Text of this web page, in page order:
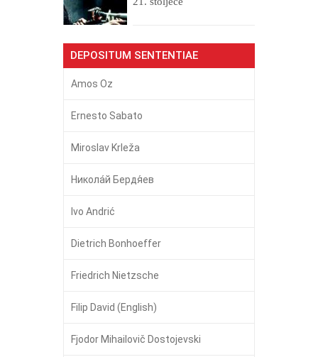
DEPOSITUM SENTENTIAE
Amos Oz
Ernesto Sabato
Miroslav Krleža
Никола́й Бердя́ев
Ivo Andrić
Dietrich Bonhoeffer
Friedrich Nietzsche
Filip David (English)
Fjodor Mihailovič Dostojevski